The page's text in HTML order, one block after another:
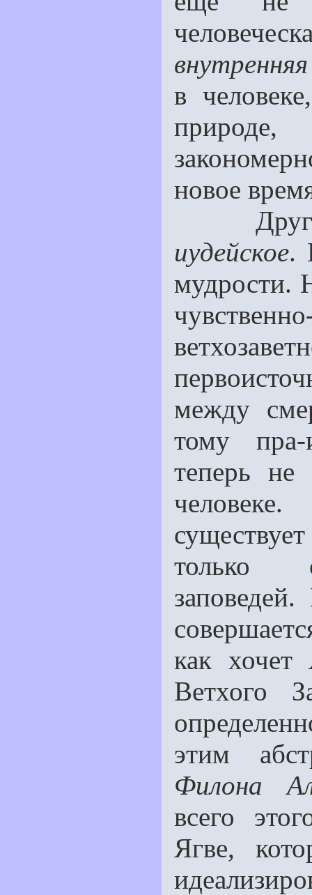
в
природе,
новое
иудейское.
мудрости.
между
тому пра-
теперь не
только
как хочет
Ветхого
этим
Филона
всего
Ягве,